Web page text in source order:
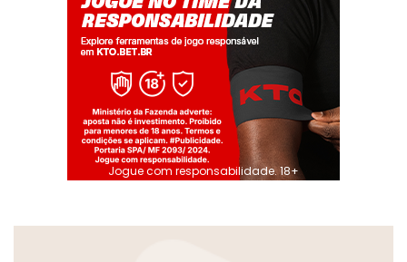
Jogue com responsabilidade. 18+